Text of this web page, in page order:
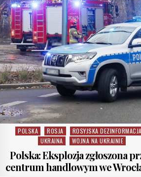
Posted in
POLSKA ROSJA
ROSYJSKA DEZINFORMACJA
UKRAINA
WOJNA NA UKRAINIE
Polska: Eksplozja zgłoszona
centrum handlowym we